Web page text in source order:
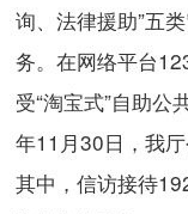
询、法律援助”五
务。在网络平台
受“淘宝式”自助
年11月30日，我
其中，信访接待